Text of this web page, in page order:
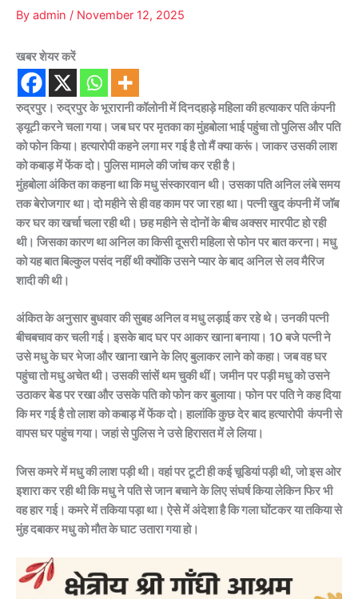
By admin / November 12, 2025
खबर शेयर करें
रुद्रपुर। रुद्रपुर के भूरारानी कॉलोनी में दिनदहाड़े महिला की हत्याकर पति कंपनी
ड्यूटी करने चला गया। जब घर पर मृतका का मुंहबोला भाई पहुंचा तो पुलिस और पति
को फोन किया। हत्यारोपी कहने लगा मर गई है तो मैं क्या करूं। जाकर उसकी लाश
को कबाड़ में फेंक दो। पुलिस मामले की जांच कर रही है।
मुंहबोला अंकित का कहना था कि मधु संस्कारवान थी। उसका पति अनिल लंबे समय
तक बेरोजगार था। दो महीने से ही वह काम पर जा रहा था। पत्नी खुद कंपनी में जॉब
कर घर का खर्चा चला रही थी। छह महीने से दोनों के बीच अक्सर मारपीट हो रही
थी। जिसका कारण था अनिल का किसी दूसरी महिला से फोन पर बात करना। मधु
को यह बात बिल्कुल पसंद नहीं थी क्योंकि उसने प्यार के बाद अनिल से लव मैरिज
शादी की थी।
अंकित के अनुसार बुधवार की सुबह अनिल व मधु लड़ाई कर रहे थे। उनकी पत्नी
बीचबचाव कर चली गई। इसके बाद घर पर आकर खाना बनाया। 10 बजे पत्नी ने
उसे मधु के घर भेजा और खाना खाने के लिए बुलाकर लाने को कहा। जब वह घर
पहुंचा तो मधु अचेत थी। उसकी सांसें थम चुकी थीं। जमीन पर पड़ी मधु को उसने
उठाकर बेड पर रखा और उसके पति को फोन कर बुलाया। फोन पर पति ने कह दिया
कि मर गई है तो लाश को कबाड़ में फेंक दो। हालांकि कुछ देर बाद हत्यारोपी कंपनी से
वापस घर पहुंच गया। जहां से पुलिस ने उसे हिरासत में ले लिया।
जिस कमरे में मधु की लाश पड़ी थी। वहां पर टूटी ही कई चूडियां पड़ी थी, जो इस ओर
इशारा कर रही थी कि मधु ने पति से जान बचाने के लिए संघर्ष किया लेकिन फिर भी
वह हार गई। कमरे में तकिया पड़ा था। ऐसे में अंदेशा है कि गला घोंटकर या तकिया से
मुंह दबाकर मधु को मौत के घाट उतारा गया हो।